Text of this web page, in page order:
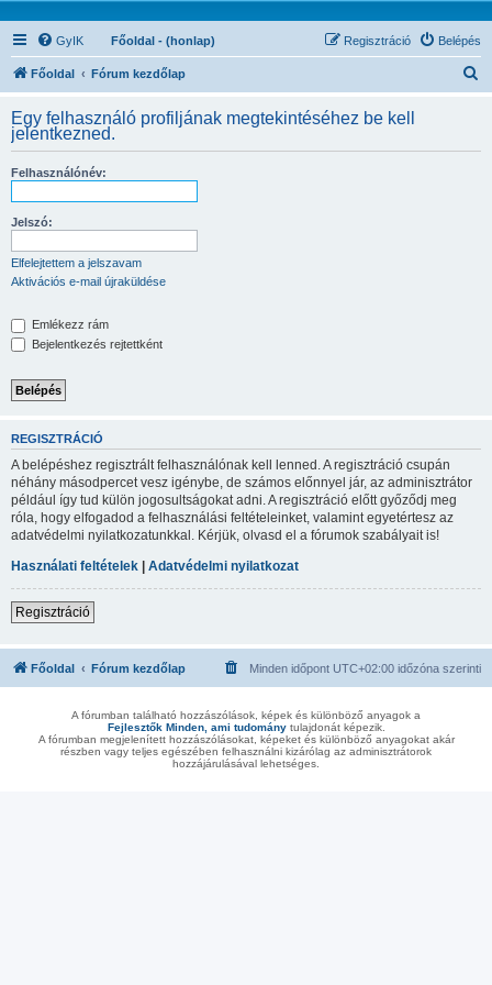
GyIK Főoldal - (honlap) Belépés
Regisztráció
Főoldal Fórum kezdőlap
e
Egy felhasználó profiljának megtekintéséhez be kell
jelentkezned.
Felhasználónév:
Jelszó:
Elfelejtettem a jelszavam
Aktivációs e-mail újraküldése
Emlékezz rám
Bejelentkezés rejtettként
REGISZTRÁCIÓ
A belépéshez regisztrált felhasználónak kell lenned. A regisztráció csupán
néhány másodpercet vesz igénybe, de számos előnnyel jár, az adminisztrátor
például így tud külön jogosultságokat adni. A regisztráció előtt győződj meg
róla, hogy elfogadod a felhasználási feltételeinket, valamint egyetértesz az
adatvédelmi nyilatkozatunkkal. Kérjük, olvasd el a fórumok szabályait is!
Használati feltételek | Adatvédelmi nyilatkozat
Regisztráció
Főoldal Fórum kezdőlap Minden időpont UTC+02:00 időzóna szerinti
A fórumban található hozzászólások, képek és különböző anyagok a
Fejlesztők Minden, ami tudománytulajdonát képezik.
A fórumban megjelenített hozzászólásokat, képeket és különböző anyagokat akár
részben vagy teljes egészében felhasználni kizárólag az adminisztrátorok
hozzájárulásával lehetséges.